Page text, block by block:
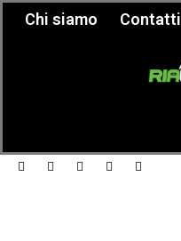
Chi siamo Contatti